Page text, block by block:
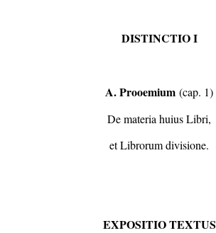
DISTINCTIO I
A. Prooemium (cap. 1)
De materia huius Libri,
et Librorum divisione.
EXPOSITIO TEXTUS